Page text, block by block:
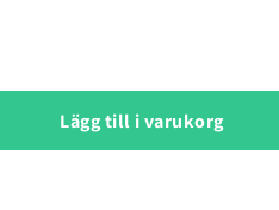
mängd
Lägg till i varukorg